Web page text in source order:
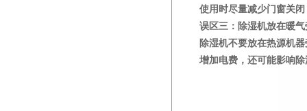
使用时尽量减少门窗关
误区三：除湿机放在暖
除湿机不要放在热源机
增加电费，还可能影响